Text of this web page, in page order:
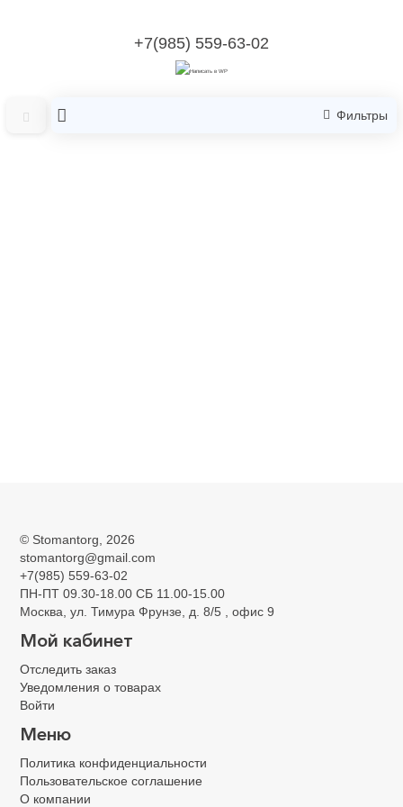
+7(985) 559-63-02
Фильтры
Боры алмазные
© Stomantorg , 2026
stomantorg@gmail.com
+7(985) 559-63-02
ПН-ПТ 09.30-18.00 СБ 11.00-15.00
Москва, ул. Тимура Фрунзе, д. 8/5 , офис 9
Мой кабинет
Отследить заказ
Уведомления о товарах
Войти
Меню
Политика конфиденциальности
Пользовательское соглашение
О компании